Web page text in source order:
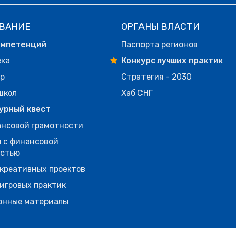
квест
грамотности
с финансовой
проектов
практик
материалы
ОРГАНЫ ВЛАСТИ
Паспорта регионов
Конкурс лучших практик
Стратегия - 2030
Хаб СНГ